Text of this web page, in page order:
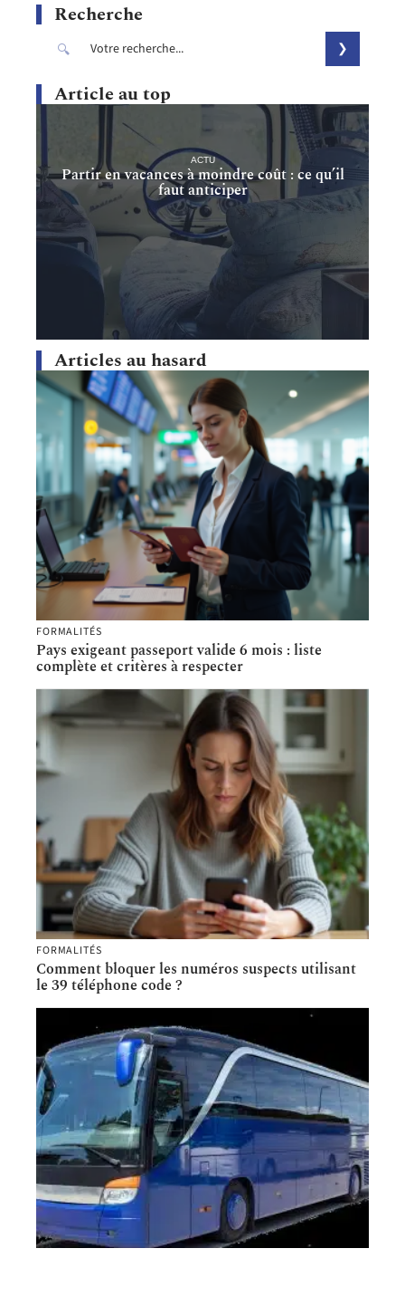
Recherche
Article au top
ACTU
Partir en vacances à moindre coût : ce qu’il
faut anticiper
Articles au hasard
FORMALITÉS
Pays exigeant passeport valide 6 mois : liste
complète et critères à respecter
FORMALITÉS
Comment bloquer les numéros suspects utilisant
le 39 téléphone code ?